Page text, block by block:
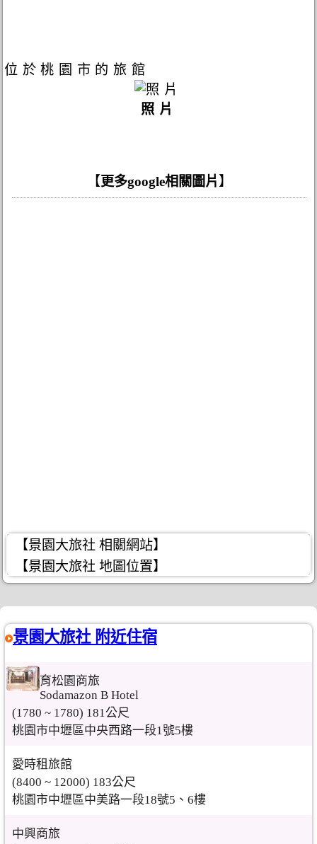
位於桃園市的旅館
照片
【更多google相關圖片】
【景園大旅社 相關網站】
【景園大旅社 地圖位置】
景園大旅社 附近住宿
育松園商旅
Sodamazon B Hotel
(1780 ~ 1780) 181公尺
桃園市中壢區中央西路一段1號5樓
愛時租旅館
(8400 ~ 12000) 183公尺
桃園市中壢區中美路一段18號5、6樓
中興商旅